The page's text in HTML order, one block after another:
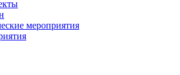
мероприятия